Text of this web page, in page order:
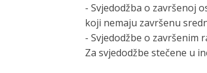
- Svjedodžba o završenoj
koji nemaju završenu
- Svjedodžbe o završenim
Za svjedodžbe stečene u